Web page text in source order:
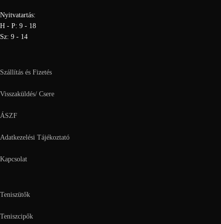
Nyitvatartás:
H - P: 9 - 18
Sz: 9 - 14
Szállítás és Fizetés
Visszaküldés/ Csere
ÁSZF
Adatkezelési Tájékoztató
Kapcsolat
Teniszütők
Teniszcipők